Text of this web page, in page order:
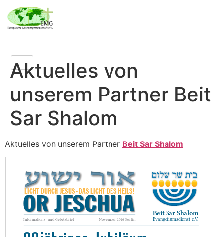
Aktuelles von
unserem Partner Beit
Sar Shalom
Aktuelles von unserem Partner Beit Sar Shalom